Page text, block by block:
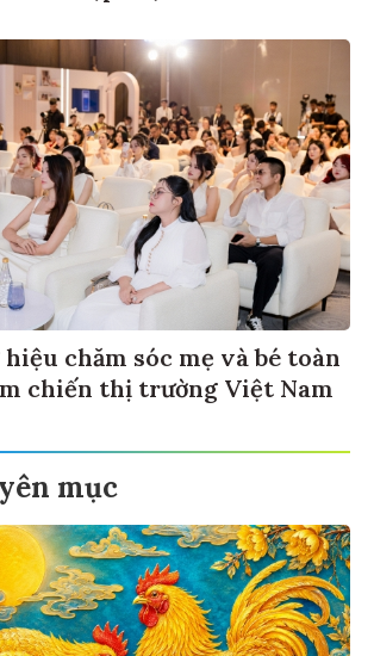
chăm sóc mẹ và bé toàn
chiến thị trường Việt Nam
mục